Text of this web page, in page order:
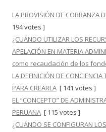
LA PROVISIÓN DE COBRANZA
194 votes ]
¿CUÁNDO UTILIZAR LOS
APELACIÓN EN MATERIA
como recaudación de los
LA DEFINICIÓN DE
PARA CREARLA [ 141 votes ]
EL “CONCEPTO” DE
PERUANA [ 115 votes ]
¿CUÁNDO SE CONFIGURAN